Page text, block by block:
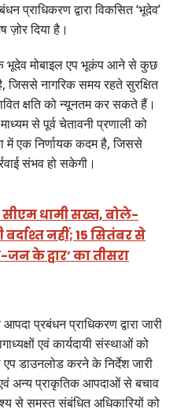
प्राधिकरण द्वारा विकसित ‘भूदेव’
ज़ोर दिया है।
भूदेव मोबाइल एप भूकंप आने से कुछ
जिससे नागरिक समय रहते सुरक्षित
क्षति को न्यूनतम कर सकते हैं।
से पूर्व चेतावनी प्रणाली को
में एक निर्णायक कदम है, जिससे
संभव हो सकेगी।
धामी सख्त, बोले-
नहीं; 15 सितंबर से
के द्वार’ का तीसरा
प्रबंधन प्राधिकरण द्वारा जारी
एवं कार्यदायी संस्थाओं को
डाउनलोड करने के निर्देश जारी
अन्य प्राकृतिक आपदाओं से बचाव
से समस्त संबंधित अधिकारियों को